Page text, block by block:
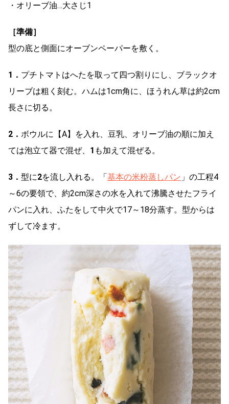
・オリーブ油…大さじ1
［準備］
型の底と側面にオーブンペーパーを敷く。
1． プチトマトはへたを取って四つ割りにし、ブラックオ
リーブは粗く刻む。ハムは1cm角に、ほうれん草は約2cm
長さに切る。
2． ボウルに【A】を入れ、豆乳、オリーブ油の順に加え
ては泡立て器で混ぜ、 1 も加えて混ぜる。
3． 型に2を流し入れる。「 基本の米粉蒸しパン 」の工程4
～6の要領で、約2cm深さの水を入れて沸騰させたフライ
パンに入れ、ふたをして中火で17～18分蒸す。型からは
ずして冷ます。